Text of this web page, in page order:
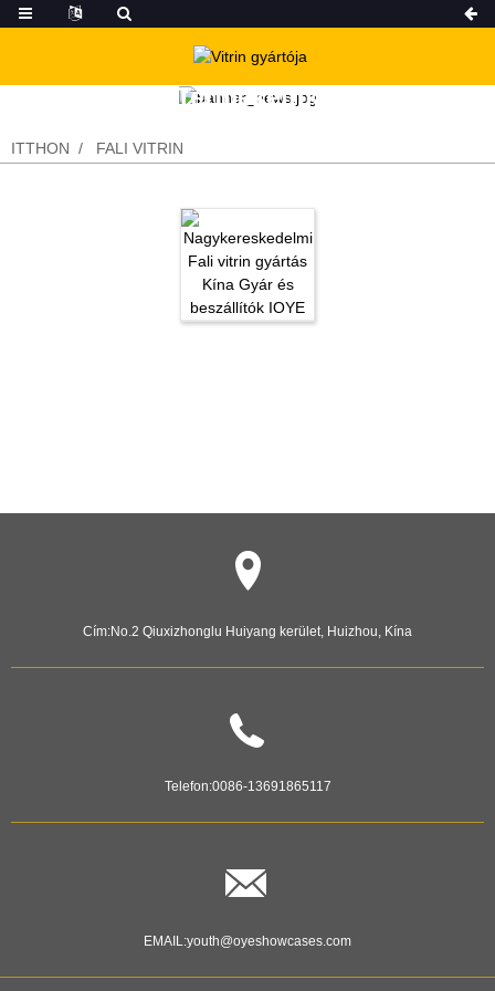
Termékeink
ITTHON FALI VITRIN
Cím:No.2 Qiuxizhonglu Huiyang kerület, Huizhou, Kína
Telefon:0086-13691865117
EMAIL:youth@oyeshowcases.com